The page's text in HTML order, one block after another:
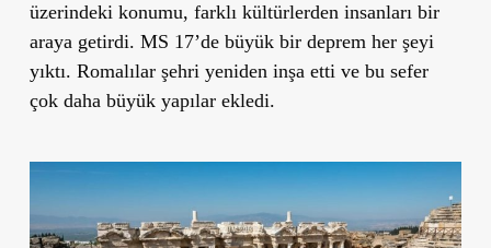
üzerindeki konumu, farklı kültürlerden insanları bir
araya getirdi. MS 17’de büyük bir deprem her şeyi
yıktı. Romalılar şehri yeniden inşa etti ve bu sefer
çok daha büyük yapılar ekledi.